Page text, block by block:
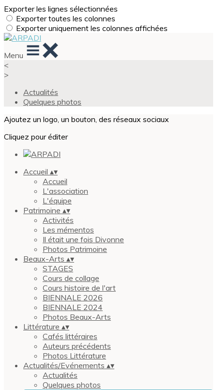
Exporter les lignes sélectionnées
Exporter toutes les colonnes
Exporter uniquement les colonnes affichées
Menu
<
>
Actualités
Quelques photos
Ajoutez un logo, un bouton, des réseaux sociaux
Cliquez pour éditer
Accueil ▴▾
Accueil
L'association
L'équipe
Patrimoine ▴▾
Activités
Les mémentos
Il était une fois Divonne
Photos Patrimoine
Beaux-Arts ▴▾
STAGES
Cours de collage
Cours histoire de l'art
BIENNALE 2026
BIENNALE 2024
Photos Beaux-Arts
Littérature ▴▾
Cafés littéraires
Auteurs précédents
Photos Littérature
Actualités/Evénements ▴▾
Actualités
Quelques photos